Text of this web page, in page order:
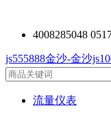
4008285048
js555888金沙-金沙
流量仪表